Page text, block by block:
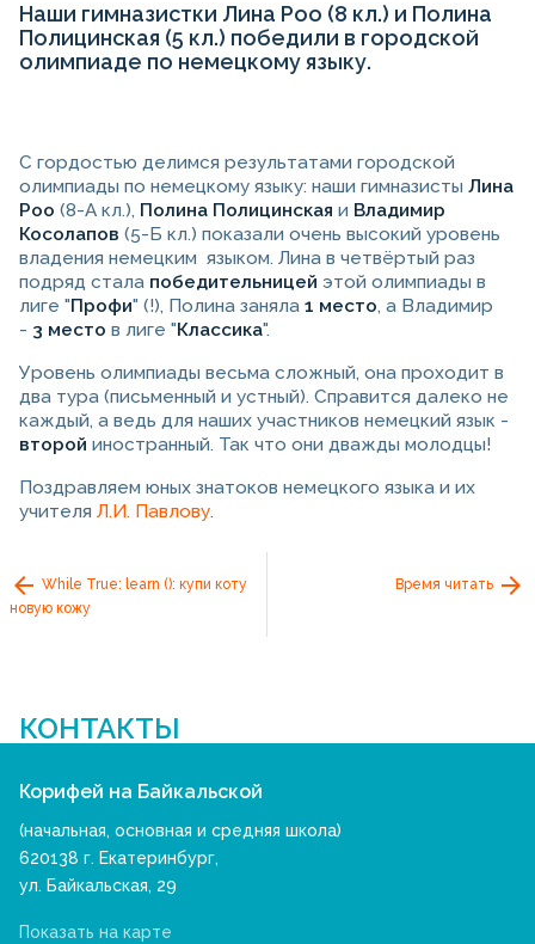
Наши гимназистки Лина Роо (8 кл.) и Полина
Полицинская (5 кл.) победили в городской
олимпиаде по немецкому языку.
С гордостью делимся результатами городской
олимпиады по немецкому языку: наши гимназисты Лина
Роо (8-А кл.), Полина Полицинская и Владимир
Косолапов (5-Б кл.) показали очень высокий уровень
владения немецким языком. Лина в четвёртый раз
подряд стала победительницей этой олимпиады в
лиге "Профи" (!), Полина заняла 1 место, а Владимир
- 3 место в лиге "Классика".
Уровень олимпиады весьма сложный, она проходит в
два тура (письменный и устный). Справится далеко не
каждый, а ведь для наших участников немецкий язык -
второй иностранный. Так что они дважды молодцы!
Поздравляем юных знатоков немецкого языка и их
учителя Л.И. Павлову.
While True: learn (): купи коту
новую кожу
Время читать
КОНТАКТЫ
Корифей на Байкальской
(начальная, основная и средняя школа)
620138 г. Екатеринбург,
ул. Байкальская, 29
Показать на карте